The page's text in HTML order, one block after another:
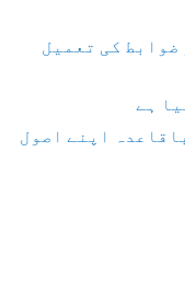
ضوابط کی تعمیل
ہے
اپنے اصول